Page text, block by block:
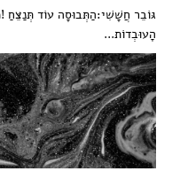
גּוֹבֵר חֲשָׁשִׁי:הַתְּבוּסָה עוֹד תְּנַצֵּחַ
הָעוּבְדוֹת...